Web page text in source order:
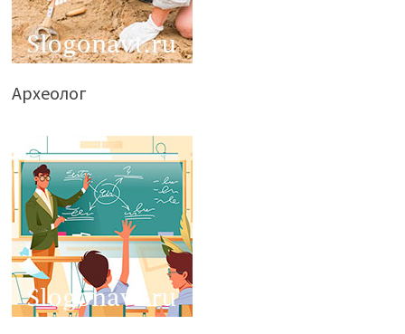
Археолог